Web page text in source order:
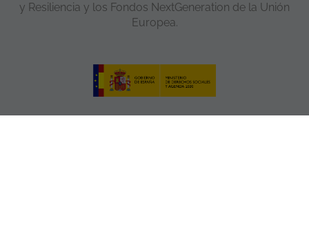
y Resiliencia y los Fondos NextGeneration de la Unión
Europea.